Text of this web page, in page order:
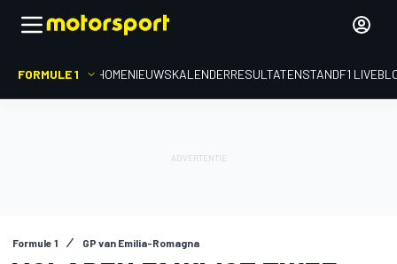
FORMULE 1 HOMENIEUWSKALENDERRESULTATENSTANDF1
Formule 1 GP van Emilia-Romagna